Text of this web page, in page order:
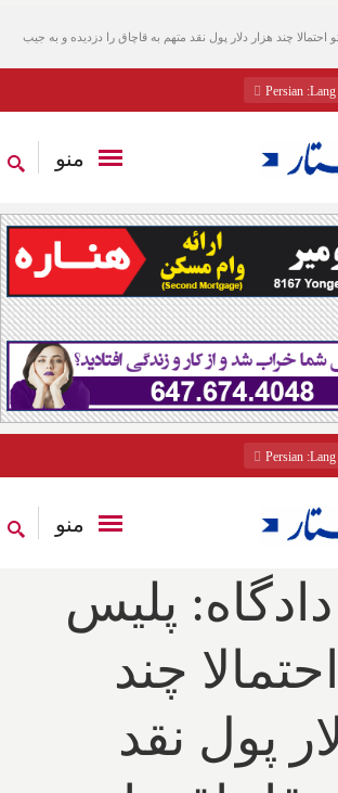
احتمالا چند هزار‌ دلار پول نقد متهم به قاچاق را دزدیده و به جیب
Lang
: Persian
منو
Lang
: Persian
منو
پلیس
چند
پول نقد